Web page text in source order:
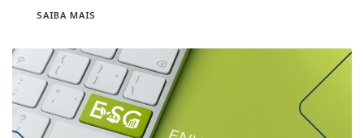
SAIBA MAIS